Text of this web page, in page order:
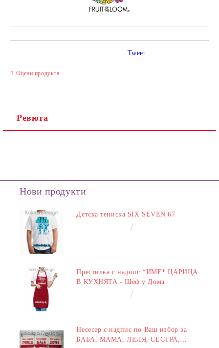
Оцени продукта
Tweet
Ревюта
Нови продукти
Детска тениска SIX SEVEN 67
Престилка с надпис *ИМЕ* ЦАРИЦА
В КУХНЯТА - Шеф у Дома
Несесер с надпис по Ваш избор за
БАБА, МАМА, ЛЕЛЯ, СЕСТРА,